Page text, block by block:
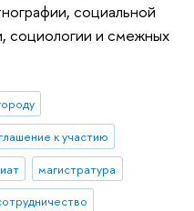
социальной
социологии и смежных
к участию
магистратура